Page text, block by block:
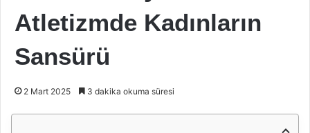
Atletizmde Kadınların
Sansürü
2 Mart 2025 3 dakika okuma süresi